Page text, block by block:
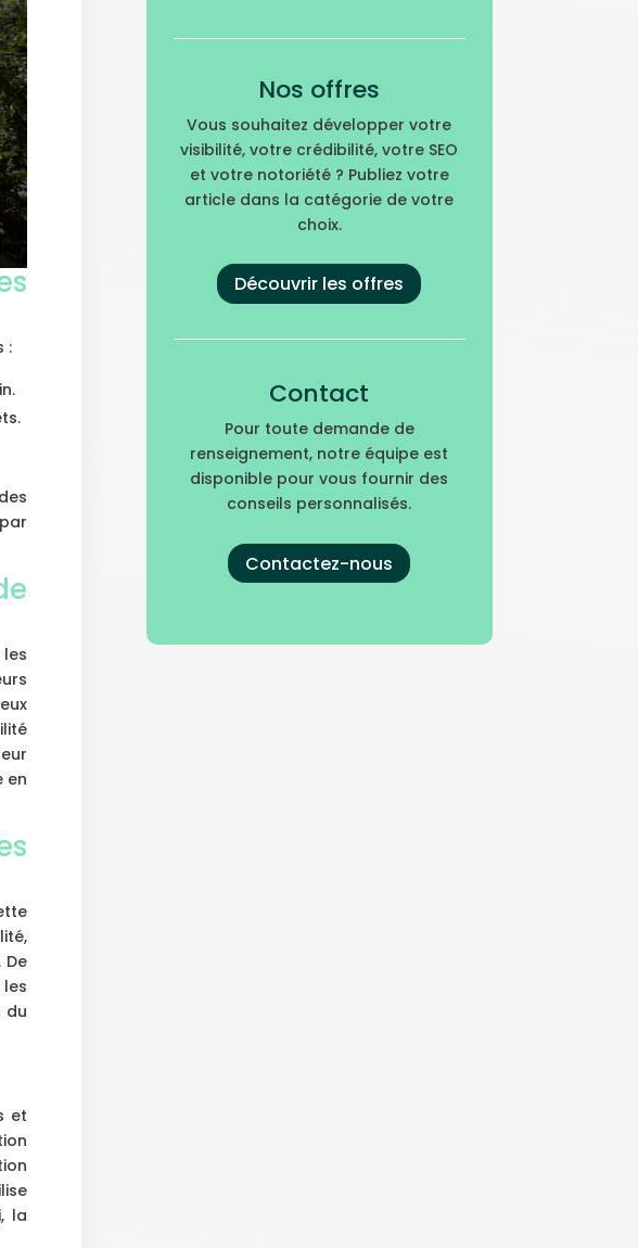
:
en
du
et
la
Nos offres
Vous souhaitez développer votre
visibilité, votre crédibilité, votre SEO
et votre notoriété ? Publiez votre
article dans la catégorie de votre
choix.
Découvrir les offres
Contact
Pour toute demande de
renseignement, notre équipe est
disponible pour vous fournir des
conseils personnalisés.
Contactez-nous